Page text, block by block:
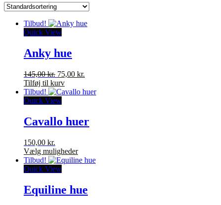
Tilbud!
Quick View
Anky hue
145,00kr. Den
oprindelige
pris
var:
75,00 kr.
pris
Tilføj til kurv
Tilbud!
Quick View
Cavallo huer
150,00 kr.
Vælg mulighederDette
vare
Mulighederne
Tilbud!
Quick View
Equiline hue